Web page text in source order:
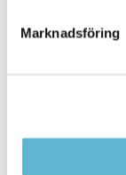
Marknadsföring
Kommunhuset,